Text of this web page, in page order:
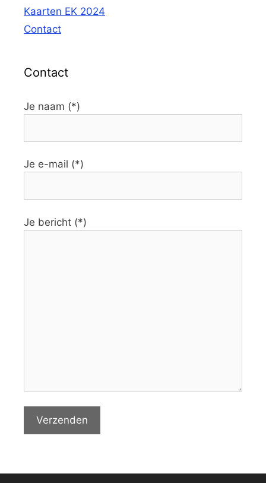
Kaarten EK 2024
Contact
Contact
Je naam (*)
Je e-mail (*)
Je bericht (*)